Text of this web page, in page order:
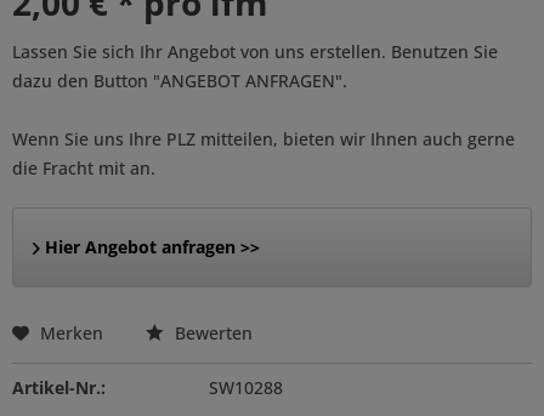
Lassen Sie sich Ihr Angebot von uns erstellen. Benutzen Sie
dazu den Button "ANGEBOT ANFRAGEN".
Wenn Sie uns Ihre PLZ mitteilen, bieten wir Ihnen auch gerne
die Fracht mit an.
Hier Angebot anfragen >>
Merken Bewerten
Artikel-Nr.: SW10288